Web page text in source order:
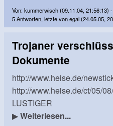
Von: kummerwisch (09.11.04, 21:56:13)
5 Antworten, letzte von egal (24.05.05,
Trojaner
Dokumente
http://www.heise.de/
http://www.heise.de/ct/05/
LUSTIGER
▶Weiterlesen...